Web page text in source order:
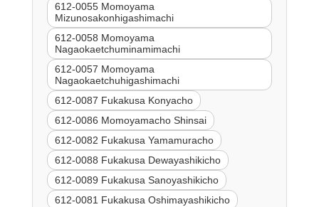
612-0055 Momoyama
Mizunosakonhigashimachi
612-0058 Momoyama
Nagaokaetchuminamimachi
612-0057 Momoyama
Nagaokaetchuhigashimachi
612-0087 Fukakusa Konyacho
612-0086 Momoyamacho Shinsai
612-0082 Fukakusa Yamamuracho
612-0088 Fukakusa Dewayashikicho
612-0089 Fukakusa Sanoyashikicho
612-0081 Fukakusa Oshimayashikicho